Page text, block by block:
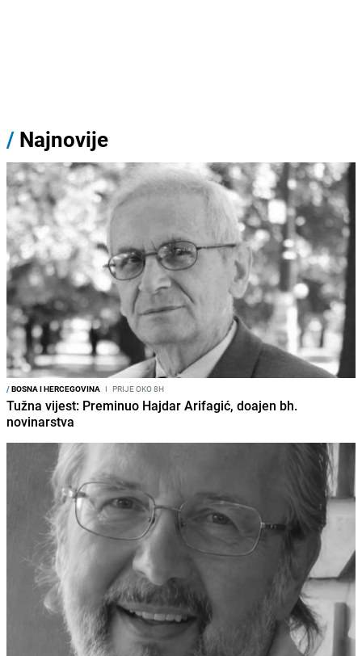
/ Najnovije
/BOSNA I HERCEGOVINA I PRIJE OKO 8H
Tužna vijest: Preminuo Hajdar Arifagić, doajen bh.
novinarstva